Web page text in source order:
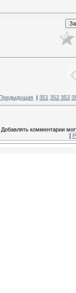
351 352 353
Добавлять комментарии
[